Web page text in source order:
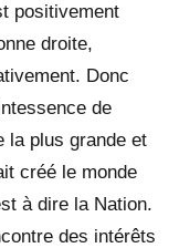
positivement
droite,
Donc
de
la plus grande et
créé le monde
à dire la Nation.
des intérêts